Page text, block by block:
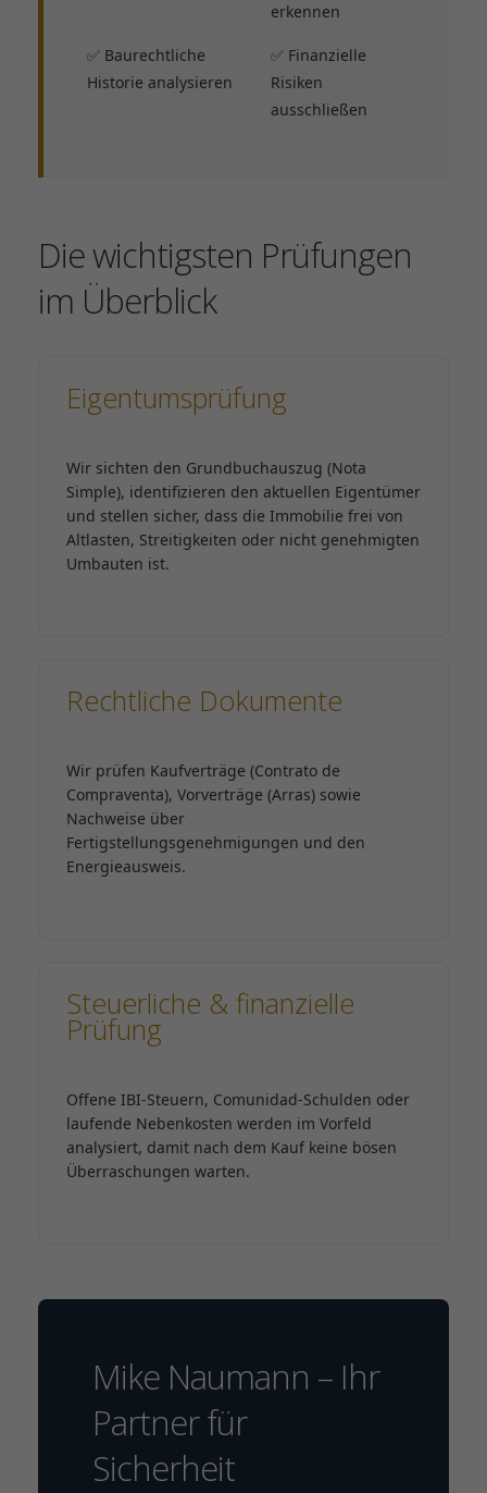
erkennen
✅ Baurechtliche
Historie analysieren
✅ Finanzielle
Risiken
ausschließen
Die wichtigsten Prüfungen
im Überblick
Eigentumsprüfung
Wir sichten den Grundbuchauszug (Nota
Simple), identifizieren den aktuellen Eigentümer
und stellen sicher, dass die Immobilie frei von
Altlasten, Streitigkeiten oder nicht genehmigten
Umbauten ist.
Rechtliche Dokumente
Wir prüfen Kaufverträge (Contrato de
Compraventa), Vorverträge (Arras) sowie
Nachweise über
Fertigstellungsgenehmigungen und den
Energieausweis.
Steuerliche & finanzielle
Prüfung
Offene IBI-Steuern, Comunidad-Schulden oder
laufende Nebenkosten werden im Vorfeld
analysiert, damit nach dem Kauf keine bösen
Überraschungen warten.
Mike Naumann – Ihr
Partner für
Sicherheit